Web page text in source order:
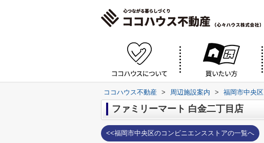
ココハウス不動産 > 周辺施設案内 > 福岡市中央区
ファミリーマート 白金二丁目店
<<福岡市中央区のコンビニエンスストアの一覧へ